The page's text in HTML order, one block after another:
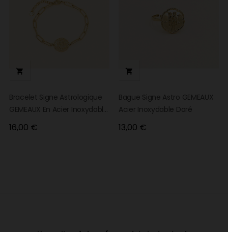

Bracelet Signe Astrologique
GEMEAUX En Acier Inoxydable
Doré
Prix
16,00 €

Bague Signe Astro GEMEAUX
Acier Inoxydable Doré
Prix
13,00 €